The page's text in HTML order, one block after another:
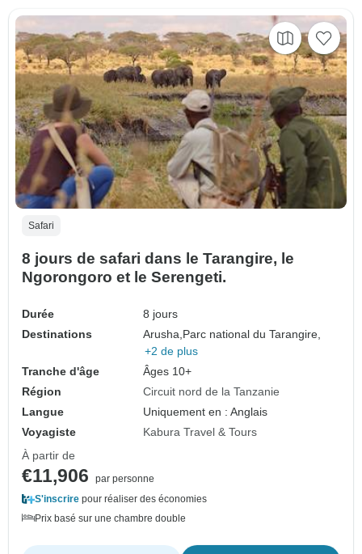
Safari
8 jours de safari dans le Tarangire, le
Ngorongoro et le Serengeti.
Durée
8 jours
Destinations
Arusha,Parc national du Tarangire,
+2 de plus
Tranche d'âge
Âges 10+
Région
Circuit nord de la Tanzanie
Langue
Uniquement en : Anglais
Voyagiste
Kabura Travel & Tours
À partir de
€11,906
par personne
S'inscrire pour réaliser des économies
Prix basé sur une chambre double